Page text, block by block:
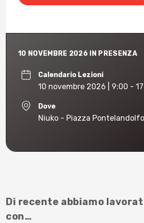
10 NOVEMBRE 2026 IN PRESENZA
Calendario Lezioni
10 novembre 2026 | 9:00 -
Dove
Niuko - Piazza
Di recente abbiamo
con…